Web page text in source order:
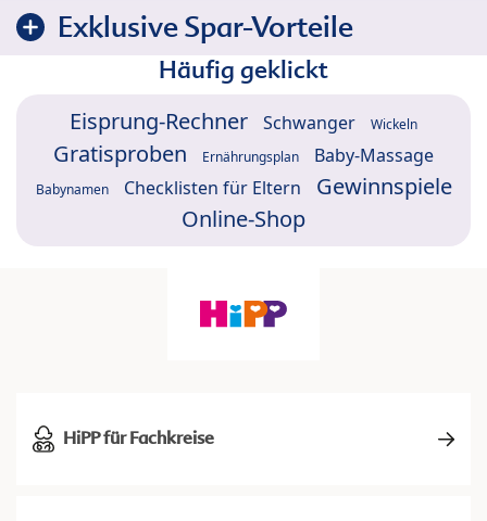
Exklusive Spar-Vorteile
Häufig geklickt
Eisprung-Rechner Schwanger Wickeln
Gratisproben Ernährungsplan Baby-Massage
Babynamen Checklisten für Eltern
Gewinnspiele
Online-Shop
HiPP für Fachkreise